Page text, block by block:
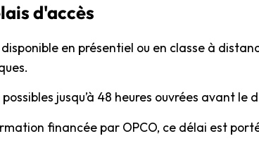
d'accès
en présentiel ou en classe à
jusqu’à 48 heures ouvrées avant
financée par OPCO, ce délai est